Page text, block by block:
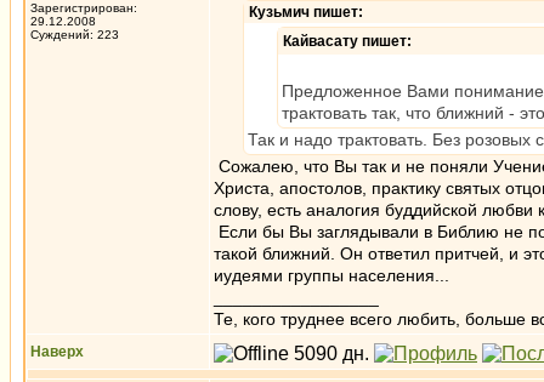
Зарегистрирован:
29.12.2008
Суждений: 223
Кузьмич пишет:
Кайвасату пишет:
Предложенное Вами понимание
трактовать так, что ближний -
Так и надо трактовать. Без розовых
Сожалею, что Вы так и не поняли
Христа, апостолов, практику святых
слову, есть аналогия буддийской
Если бы Вы заглядывали в Библию не
такой ближний. Он ответил притчей, и
иудеями группы населения...
Те, кого труднее всего любить, больше
Наверх